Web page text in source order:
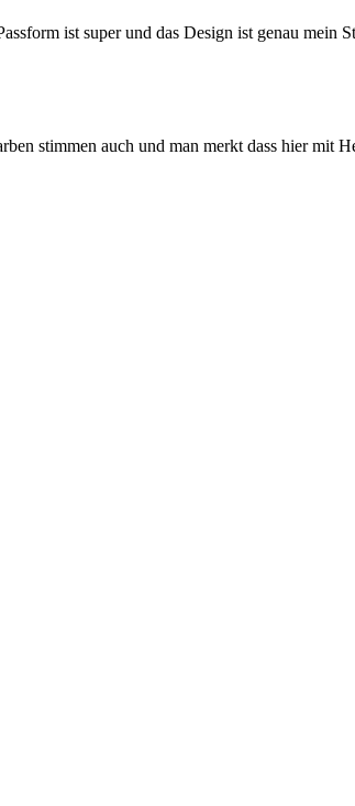
ist super und das Design ist genau mein
stimmen auch und man merkt dass hier mit